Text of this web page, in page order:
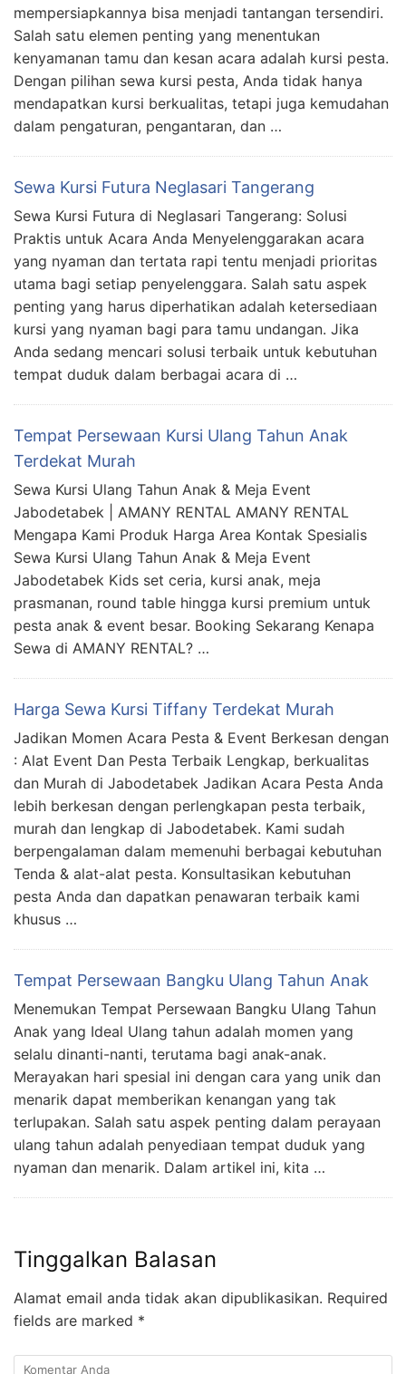
mempersiapkannya bisa menjadi tantangan tersendiri.
Salah satu elemen penting yang menentukan
kenyamanan tamu dan kesan acara adalah kursi pesta.
Dengan pilihan sewa kursi pesta, Anda tidak hanya
mendapatkan kursi berkualitas, tetapi juga kemudahan
dalam pengaturan, pengantaran, dan …
Sewa Kursi Futura Neglasari Tangerang
Sewa Kursi Futura di Neglasari Tangerang: Solusi
Praktis untuk Acara Anda Menyelenggarakan acara
yang nyaman dan tertata rapi tentu menjadi prioritas
utama bagi setiap penyelenggara. Salah satu aspek
penting yang harus diperhatikan adalah ketersediaan
kursi yang nyaman bagi para tamu undangan. Jika
Anda sedang mencari solusi terbaik untuk kebutuhan
tempat duduk dalam berbagai acara di …
Tempat Persewaan Kursi Ulang Tahun Anak
Terdekat Murah
Sewa Kursi Ulang Tahun Anak & Meja Event
Jabodetabek | AMANY RENTAL AMANY RENTAL
Mengapa Kami Produk Harga Area Kontak Spesialis
Sewa Kursi Ulang Tahun Anak & Meja Event
Jabodetabek Kids set ceria, kursi anak, meja
prasmanan, round table hingga kursi premium untuk
pesta anak & event besar. Booking Sekarang Kenapa
Sewa di AMANY RENTAL? …
Harga Sewa Kursi Tiffany Terdekat Murah
Jadikan Momen Acara Pesta & Event Berkesan dengan
: Alat Event Dan Pesta Terbaik Lengkap, berkualitas
dan Murah di Jabodetabek Jadikan Acara Pesta Anda
lebih berkesan dengan perlengkapan pesta terbaik,
murah dan lengkap di Jabodetabek. Kami sudah
berpengalaman dalam memenuhi berbagai kebutuhan
Tenda & alat-alat pesta. Konsultasikan kebutuhan
pesta Anda dan dapatkan penawaran terbaik kami
khusus …
Tempat Persewaan Bangku Ulang Tahun Anak
Menemukan Tempat Persewaan Bangku Ulang Tahun
Anak yang Ideal Ulang tahun adalah momen yang
selalu dinanti-nanti, terutama bagi anak-anak.
Merayakan hari spesial ini dengan cara yang unik dan
menarik dapat memberikan kenangan yang tak
terlupakan. Salah satu aspek penting dalam perayaan
ulang tahun adalah penyediaan tempat duduk yang
nyaman dan menarik. Dalam artikel ini, kita …
Tinggalkan Balasan
Alamat email anda tidak akan dipublikasikan. Required
fields are marked *